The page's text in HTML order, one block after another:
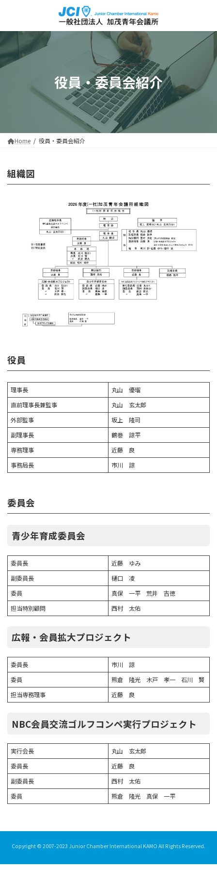
ン
へ
ス
ー
ョ
ン
役員・委員会紹介
Home 役員・委員会紹介
組織図
役員
理事長
丸山 優瑠
直前理事長兼監事
丸山 玄太郎
外部監事
坂上 隆司
副理事長
鶴巻 諒平
専務理事
近藤 良
事務局長
市川 諒
委員会
青少年育成委員会
委員長
近藤 ゆみ
副委員長
樋口 凌
委員
真保 一平 荒井 吉徳
担当特別顧問
西村 太佑
広報・会員拡大プロジェクト
委員長
市川 諒
委員
熊倉 隆光 木戸 孝一 石川 賢
担当専務理事
近藤 良
NBC会員交流ゴルフコンペ実行プロジェクト
実行会長
丸山 玄太郎
委員長
近藤 良
副委員長
西村 太佑
委員
熊倉 隆光 真保 一平
Copyright © 2007-2023 Junior Chamber International KAMO All Rights Reserved.